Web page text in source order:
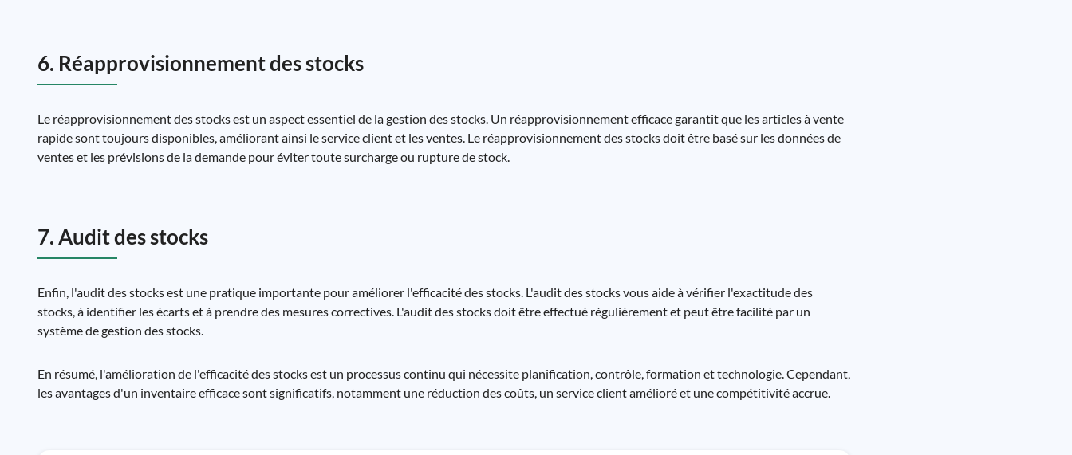
6. Réapprovisionnement des stocks
Le réapprovisionnement des stocks est un aspect essentiel de la gestion des stocks. Un réapprovisionnement efficace garantit que les articles à vente
rapide sont toujours disponibles, améliorant ainsi le service client et les ventes. Le réapprovisionnement des stocks doit être basé sur les données de
ventes et les prévisions de la demande pour éviter toute surcharge ou rupture de stock.
7. Audit des stocks
Enfin, l'audit des stocks est une pratique importante pour améliorer l'efficacité des stocks. L'audit des stocks vous aide à vérifier l'exactitude des
stocks, à identifier les écarts et à prendre des mesures correctives. L'audit des stocks doit être effectué régulièrement et peut être facilité par un
système de gestion des stocks.
En résumé, l'amélioration de l'efficacité des stocks est un processus continu qui nécessite planification, contrôle, formation et technologie. Cependant,
les avantages d'un inventaire efficace sont significatifs, notamment une réduction des coûts, un service client amélioré et une compétitivité accrue.